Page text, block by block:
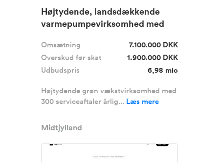
Højtydende, landsdækkende
varmepumpevirksomhed med
Omsætning
7.100.000 DKK
Overskud før skat
1.900.000 DKK
Udbudspris
6,98 mio
Højtydende grøn vækstvirksomhed med
300 serviceaftaler årlig... Læs mere
Midtjylland